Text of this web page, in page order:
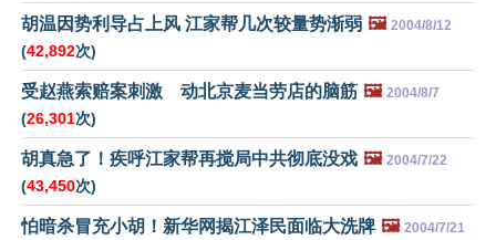
胡温因势利导占上风 江家帮几次较量势渐弱 🖼️ 2004/8/12
(42,892次)
受赵燕索赔案刺激 动北京麦当劳店的脑筋 🖼️ 2004/8/7
(26,301次)
胡真急了！疾呼江家帮再搅局中共彻底没戏 🖼️ 2004/7/22
(43,450次)
怕暗杀冒充小胡！新华网揭江泽民面临大洗牌 🖼️ 2004/7/21